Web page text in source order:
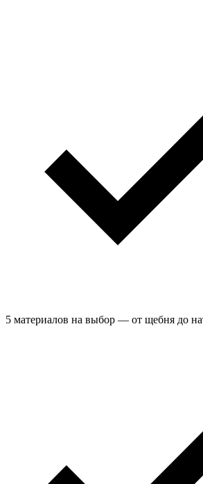
5 материалов на выбор — от щебня до